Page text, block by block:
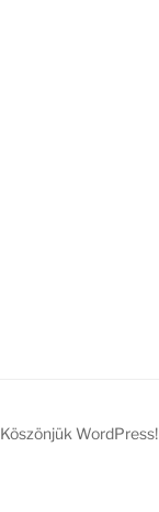
Köszönjük WordPress!